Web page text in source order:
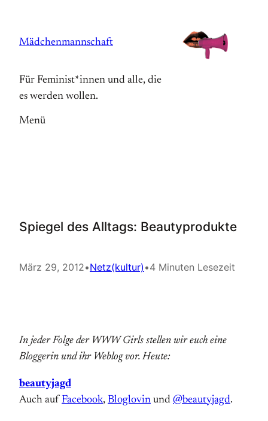
springen
Mädchenmannschaft
Für Feminist*innen und alle, die
es werden wollen.
Menü
Spiegel des Alltags: Beautyprodukte
März 29, 2012•Netz(kultur) •4 Minuten Lesezeit
In jeder Folge der WWW Girls stellen wir euch eine
Bloggerin und ihr Weblog vor. Heute:
beautyjagd
Auch auf Facebook, Bloglovin und @beautyjagd.